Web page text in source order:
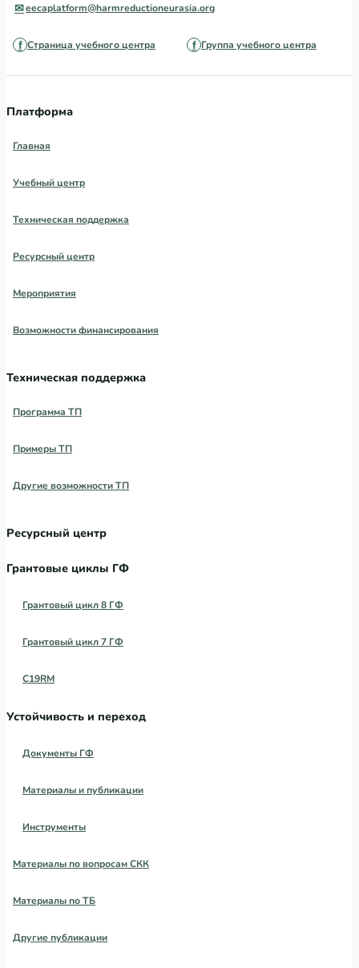
eecaplatform@harmreductioneurasia.org
Страница учебного центра Группа учебного центра
Платформа
Главная
Учебный центр
Техническая поддержка
Ресурсный центр
Мероприятия
Возможности финансирования
Техническая поддержка
Программа ТП
Примеры ТП
Другие возможности ТП
Ресурсный центр
Грантовые циклы ГФ
Грантовый цикл 8 ГФ
Грантовый цикл 7 ГФ
C19RM
Устойчивость и переход
Документы ГФ
Материалы и публикации
Инструменты
Материалы по вопросам СКК
Материалы по ТБ
Другие публикации